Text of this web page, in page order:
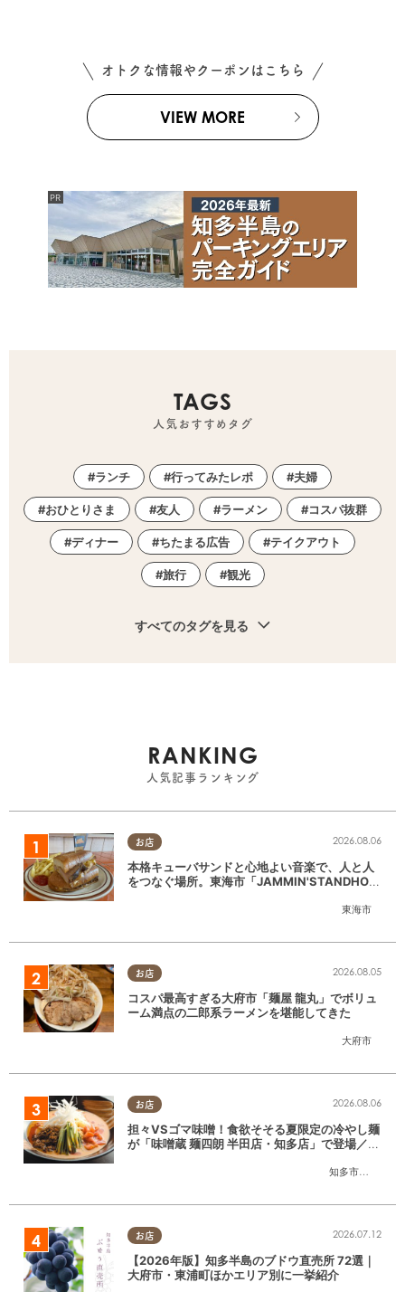
オトクな情報やクーポンはこちら
VIEW MORE
TAGS
人気おすすめタグ
ランチ 行ってみたレポ 夫婦
おひとりさま 友人 ラーメン コスパ抜群
ディナー ちたまる広告 テイクアウト
旅行 観光
すべてのタグを見る
RANKING
人気記事ランキング
お店
東海市
2026.08.06
本格キューバサンドと心地よい音楽で、人と人
をつなぐ場所。東海市「JAMMIN'STANDHOU
お店
大府市
2026.08.05
コスパ最高すぎる大府市「麺屋 龍丸」でボリュ
ーム満点の二郎系ラーメンを堪能してきた
お店
知多市半田市
2026.08.06
担々VSゴマ味噌！食欲そそる夏限定の冷やし麺
が「味噌蔵 麺四朗 半田店・知多店」で登場／ち
お店 2026.07.12
【2026年版】知多半島のブドウ直売所 72選｜
大府市・東浦町ほかエリア別に一挙紹介